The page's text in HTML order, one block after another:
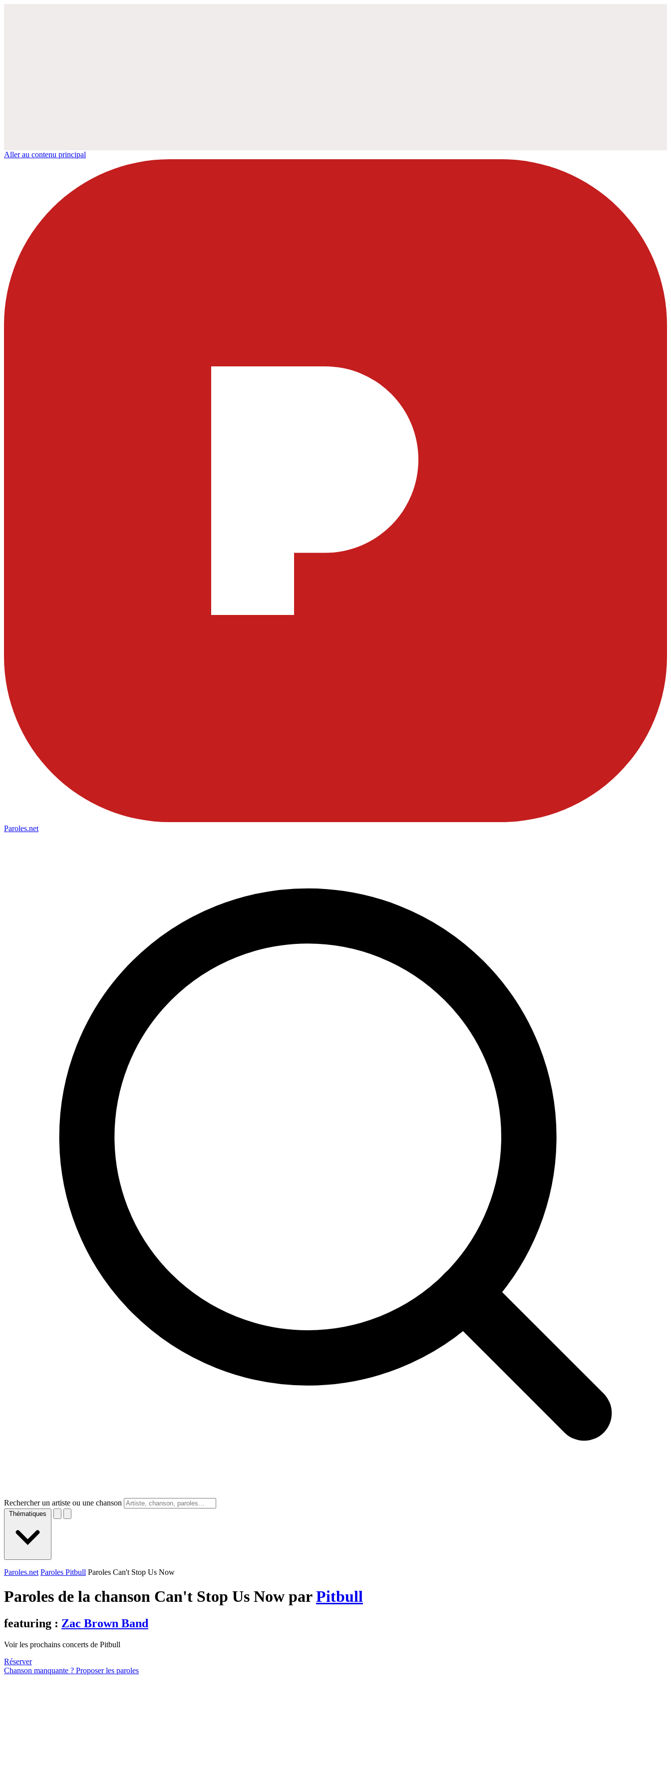
Aller au contenu principal
Paroles.net
Rechercher un artiste ou une chanson
Thématiques
Paroles.net Paroles Pitbull Paroles Can't Stop Us Now
Paroles de la chanson Can't Stop Us Now parPitbull
featuring : Zac Brown Band
Voir les prochains concerts de Pitbull
Réserver
Chanson manquante ? Proposer les paroles